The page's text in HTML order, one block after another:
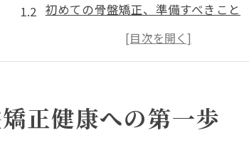
初めての骨盤矯正、準備すべきこと
骨盤の歪みが健康に与える影響
骨盤矯正の効果を最大化するために
瑞穂市の骨盤矯正で得られる健康効果
骨盤矯正で正しい歩き方を身につける方法
正健康への第一歩